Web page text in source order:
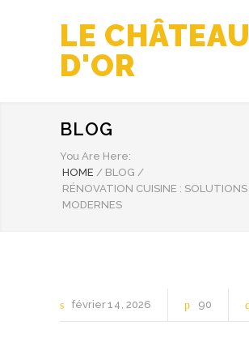
LE CHÂTEAU
D'OR
BLOG
You Are Here:
HOME / BLOG /
RÉNOVATION CUISINE : SOLUTIONS
MODERNES
février14 2026 90